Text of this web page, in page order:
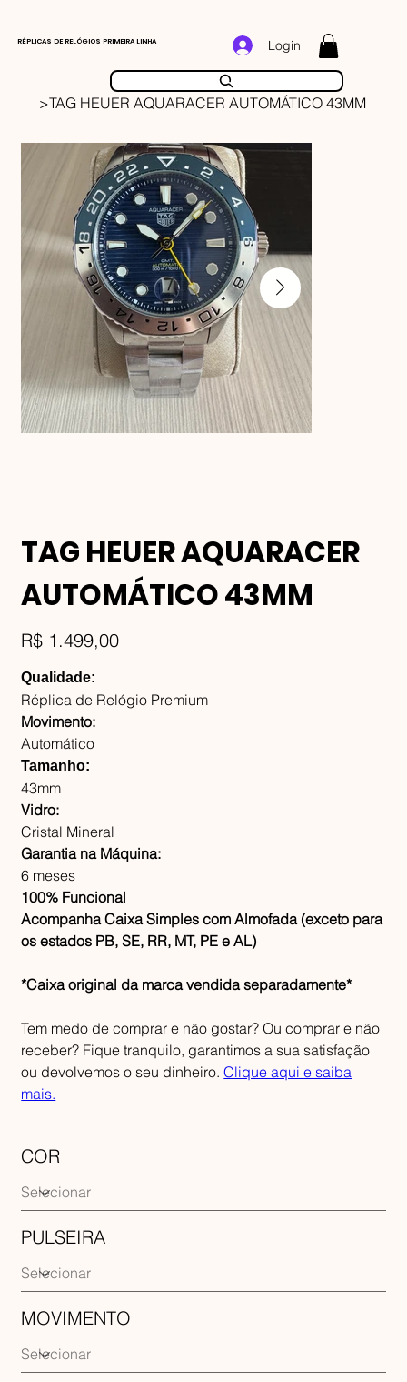
RÉPLICAS DE RELÓGIOS PRIMEIRA LINHA Login
>TAG HEUER AQUARACER AUTOMÁTICO 43MM
TAG HEUER AQUARACER
AUTOMÁTICO 43MM
Preço
R$ 1.499,00
Qualidade:
Réplica de Relógio Premium
Movimento:
Automático
Tamanho:
43mm
Vidro:
Cristal Mineral
Garantia na Máquina:
6 meses
100% Funcional
Acompanha Caixa Simples com Almofada (exceto para
os estados PB, SE, RR, MT, PE e AL)
*Caixa original da marca vendida separadamente*
Tem medo de comprar e não gostar? Ou comprar e não
receber? Fique tranquilo, garantimos a sua satisfação
ou devolvemos o seu dinheiro.Clique aqui e saiba
mais.
COR
PULSEIRA
MOVIMENTO